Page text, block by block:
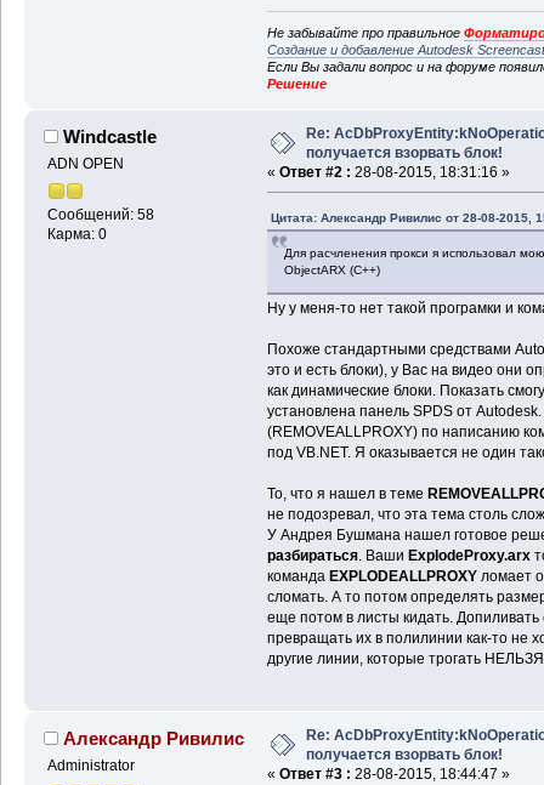
Не забывайте про правильное
Создание и добавление Autodesk
Если Вы задали вопрос и на форуме
Решение
Windcastle
ADN OPEN
Сообщений: 58
Карма: 0
Re:
получается взорвать блок!
« Ответ #2 : 28-08-2015, 18:31:16 »
Цитата: Александр Ривилис от 28-08-2015,
Для расчленения прокси я использовал
ObjectARX (C++)
Ну у меня-то нет такой програмки и
Похоже стандартными средствами
это и есть блоки), у Вас на видео они
как динамические блоки. Показать
установлена панель SPDS от
(REMOVEALLPROXY) по написанию
под VB.NET. Я оказывается не один
То, что я нашел в теме
не подозревал, что эта тема столь
У Андрея Бушмана нашел готовое
разбираться. Ваши ExplodeProxy.arx
команда EXPLODEALLPROXYломает
сломать. А то потом определять
еще потом в листы кидать.
превращать их в полилинии как-то не
другие линии, которые трогать
Александр Ривилис
Administrator
Re:
получается взорвать блок!
« Ответ #3 : 28-08-2015, 18:44:47 »